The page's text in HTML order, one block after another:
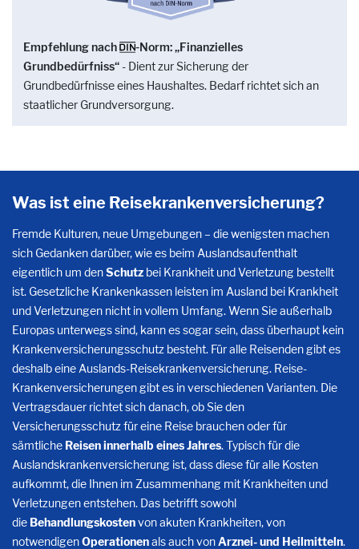
Empfehlung nach
-Norm: „Finanzielles
Grundbedürfniss“ - Dient zur Sicherung der
Grundbedürfnisse eines Haushaltes. Bedarf richtet sich an
staatlicher Grundversorgung.
Was ist eine Reisekrankenversicherung?
Fremde Kulturen, neue Umgebungen – die wenigsten machen
sich Gedanken darüber, wie es beim Auslandsaufenthalt
eigentlich um denSchutz bei Krankheit und Verletzung bestellt
ist. Gesetzliche Krankenkassen leisten im Ausland bei Krankheit
und Verletzungen nicht in vollem Umfang. Wenn Sie außerhalb
Europas unterwegs sind, kann es sogar sein, dass überhaupt kein
Krankenversicherungsschutz besteht. Für alle Reisenden gibt es
deshalb eine Auslands-Reisekrankenversicherung. Reise-
Krankenversicherungen gibt es in verschiedenen Varianten. Die
Vertragsdauer richtet sich danach, ob Sie den
Versicherungsschutz für eine Reise brauchen oder für
sämtliche Reiseninnerhalb eines Jahres. Typisch für die
Auslandskrankenversicherung ist, dass diese für alle Kosten
aufkommt, die Ihnen im Zusammenhang mit Krankheiten und
Verletzungen entstehen. Das betrifft sowohl
die Behandlungskostenvon akuten Krankheiten, von
notwendigenOperationenals auch vonArznei- und Heilmitteln.